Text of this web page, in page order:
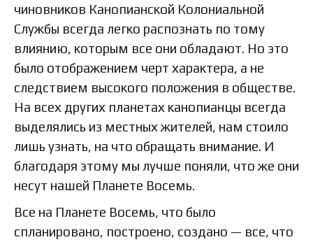
чиновников Канопианской Колониальной
Службы всегда легко распознать по тому
влиянию, которым все они обладают. Но это
было отображением черт характера, а не
следствием высокого положения в обществе.
На всех других планетах канопианцы всегда
выделялись из местных жителей, нам стоило
лишь узнать, на что обращать внимание. И
благодаря этому мы лучше поняли, что же они
несут нашей Планете Восемь.
Все на Планете Восемь, что было
спланировано, построено, создано — все, что